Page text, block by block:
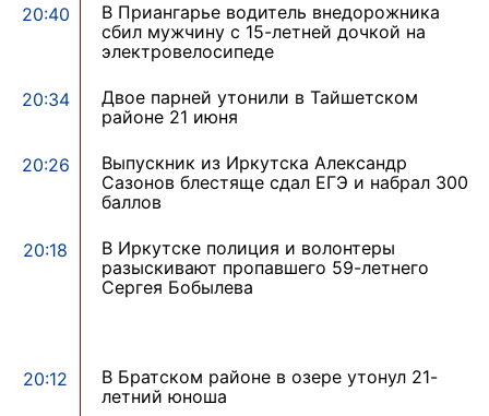
20:40
В Приангарье водитель внедорожника
сбил мужчину с 15-летней дочкой на
электровелосипеде
20:34
Двое парней утонили в Тайшетском
районе 21 июня
20:26
Выпускник из Иркутска Александр
Сазонов блестяще сдал ЕГЭ и набрал 300
баллов
20:18
В Иркутске полиция и волонтеры
разыскивают пропавшего 59-летнего
Сергея Бобылева
20:12
В Братском районе в озере утонул 21-
летний юноша